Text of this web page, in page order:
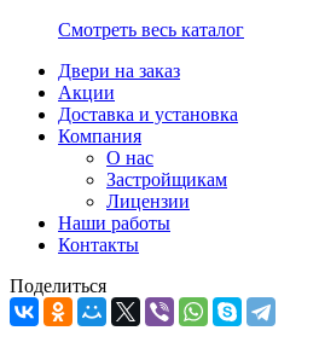
Смотреть весь каталог
Двери на заказ
Акции
Доставка и установка
Компания
О нас
Застройщикам
Лицензии
Наши работы
Контакты
Поделиться